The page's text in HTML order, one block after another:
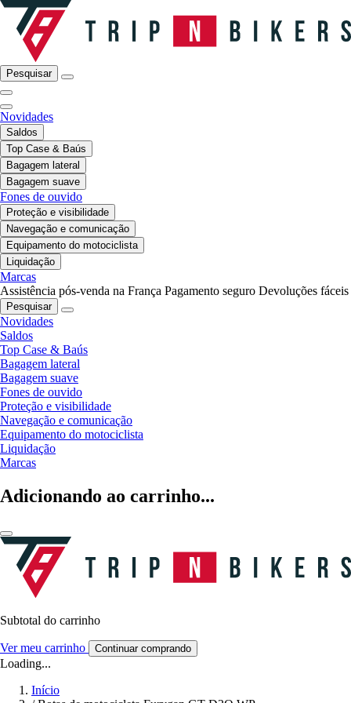
Pesquisar
Novidades
Saldos
Top Case & Baús
Bagagem lateral
Bagagem suave
Fones de ouvido
Proteção e visibilidade
Navegação e comunicação
Equipamento do motociclista
Liquidação
Marcas
Assistência pós-venda na França Pagamento seguro Devoluções fáceis
Pesquisar
Novidades
Saldos
Top Case & Baús
Bagagem lateral
Bagagem suave
Fones de ouvido
Proteção e visibilidade
Navegação e comunicação
Equipamento do motociclista
Liquidação
Marcas
Adicionando ao carrinho...
Subtotal do carrinho
Ver meu carrinho Continuar comprando
Loading...
Início